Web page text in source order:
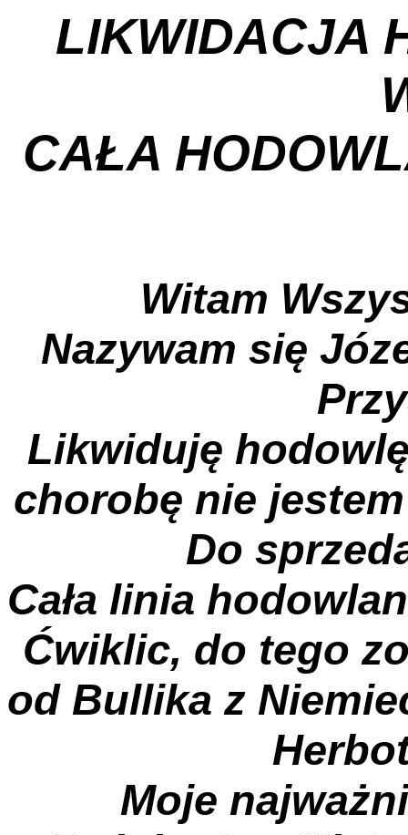
LIKWIDACJA
CAŁA
Witam
Nazywam się
Likwiduję
chorobę nie
Do
Cała linia
Ćwiklic, do tego
od Bullika z
Moje